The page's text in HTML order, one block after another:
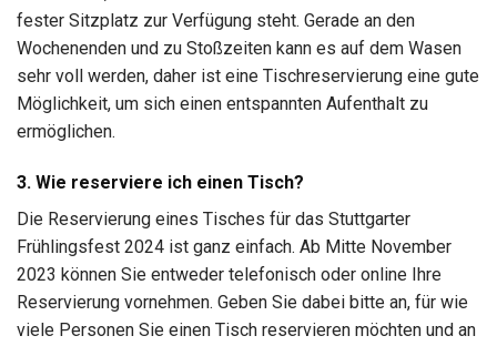
fester Sitzplatz zur Verfügung steht. Gerade an den
Wochenenden und zu Stoßzeiten kann es auf dem Wasen
sehr voll werden, daher ist eine Tischreservierung eine gute
Möglichkeit, um sich einen entspannten Aufenthalt zu
ermöglichen.
3. Wie reserviere ich einen Tisch?
Die Reservierung eines Tisches für das Stuttgarter
Frühlingsfest 2024 ist ganz einfach. Ab Mitte November
2023 können Sie entweder telefonisch oder online Ihre
Reservierung vornehmen. Geben Sie dabei bitte an, für wie
viele Personen Sie einen Tisch reservieren möchten und an